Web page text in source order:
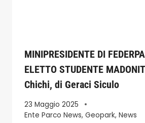
MINIPRESIDENTE DI
ELETTO STUDENTE
Chichi, di Geraci Siculo
23 Maggio 2025
Ente Parco News, Geopark, News